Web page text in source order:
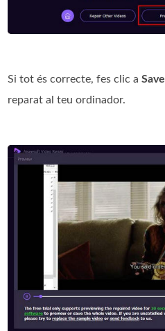
Si tot és correcte, fes clic aSave
reparat al teu ordinador.